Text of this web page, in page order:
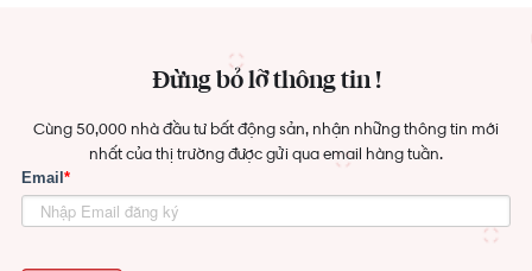
Đừng bỏ lỡ thông tin !
Cùng 50,000 nhà đầu tư bất động sản, nhận những thông tin mới
nhất của thị trường được gửi qua email hàng tuần.